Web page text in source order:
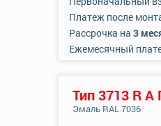
Платеж после
Рассрочка на 3
Ежемесячный
Тип 3713 R А
Эмаль RAL 7036